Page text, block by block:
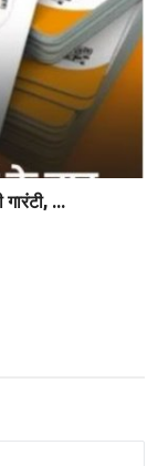
...